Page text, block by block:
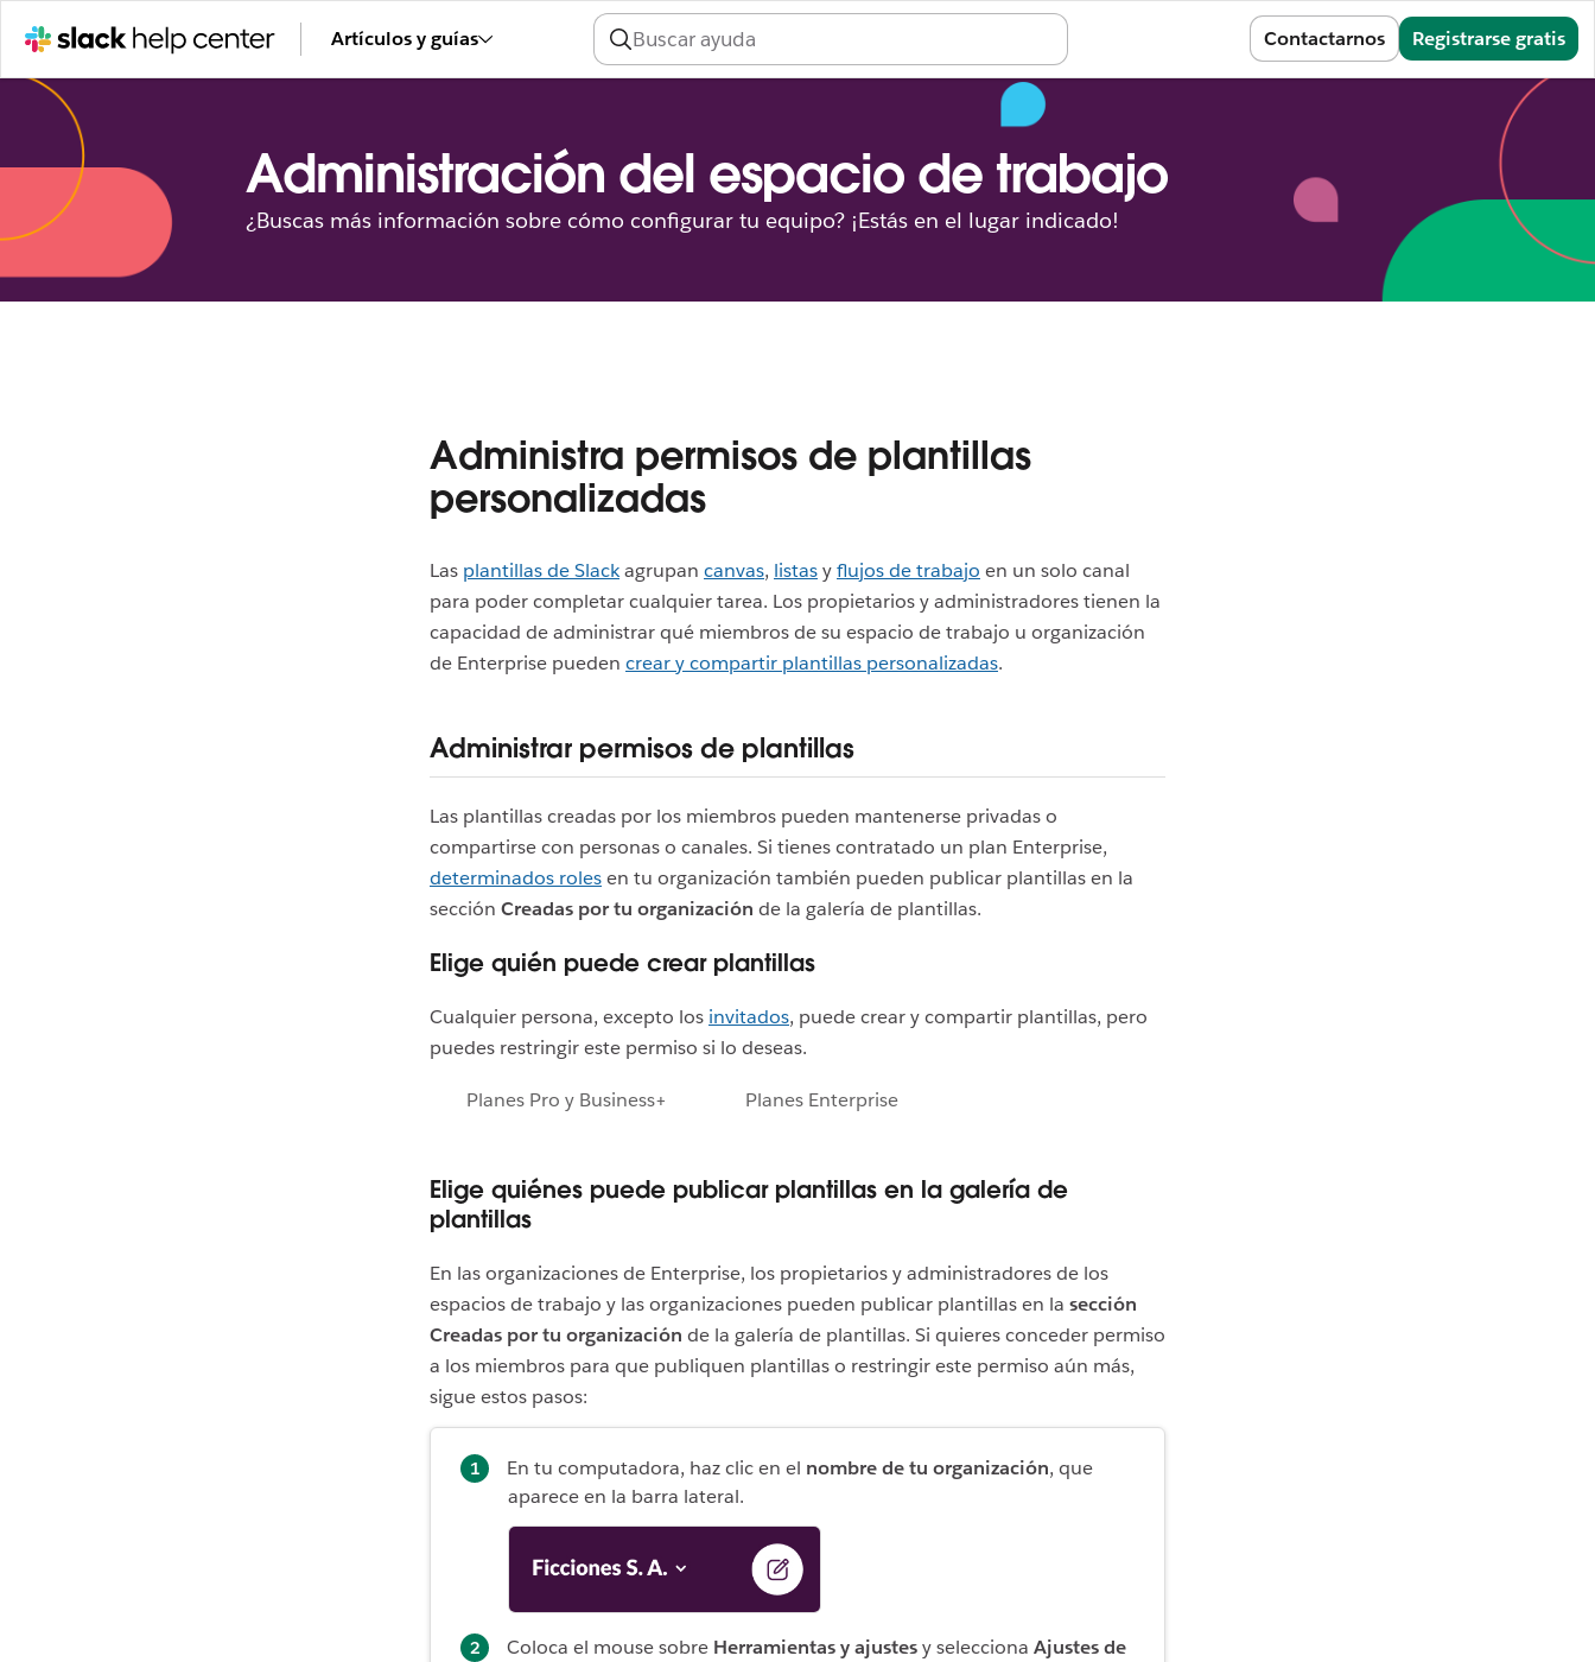
Artículos y guías Contactarnos Registrarse gratis
Administración del espacio de trabajo
¿Buscas más información sobre cómo configurar tu equipo? ¡Estás en el lugar indicado!
Administra permisos de plantillas
personalizadas
Las plantillas de Slackagrupan canvas, listasyflujos de trabajo en un solo canal
para poder completar cualquier tarea. Los propietarios y administradores tienen la
capacidad de administrar qué miembros de su espacio de trabajo u organización
de Enterprise pueden crear y compartir plantillas personalizadas.
Administrar permisos de plantillas
Las plantillas creadas por los miembros pueden mantenerse privadas o
compartirse con personas o canales. Si tienes contratado un plan Enterprise,
determinados rolesen tu organización también pueden publicar plantillas en la
sección Creadas por tu organización de la galería de plantillas.
Elige quién puede crear plantillas
Cualquier persona, excepto los invitados, puede crear y compartir plantillas, pero
puedes restringir este permiso si lo deseas.
Planes Pro y Business+ Planes Enterprise
Elige quiénes puede publicar plantillas en la galería de
plantillas
En las organizaciones de Enterprise, los propietarios y administradores de los
espacios de trabajo y las organizaciones pueden publicar plantillas en la sección
Creadas por tu organización de la galería de plantillas. Si quieres conceder permiso
a los miembros para que publiquen plantillas o restringir este permiso aún más,
sigue estos pasos:
En tu computadora, haz clic en el nombre de tu organización, que
aparece en la barra lateral.
Coloca el mouse sobre Herramientas y ajustesy selecciona Ajustes de